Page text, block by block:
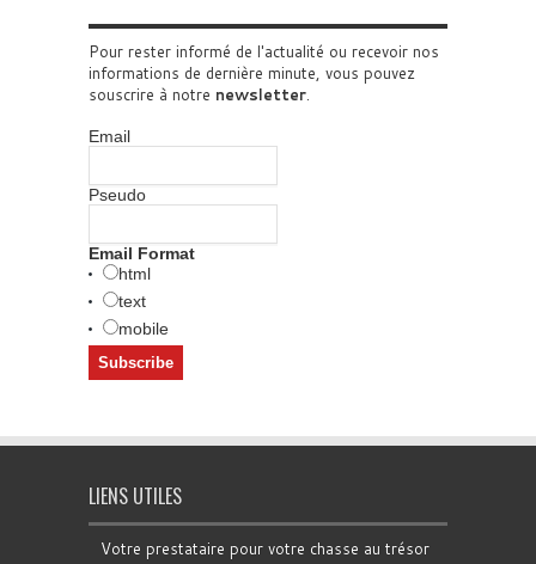
Pour rester informé de l'actualité ou recevoir nos
informations de dernière minute, vous pouvez
souscrire à notre newsletter.
Email
Pseudo
Email Format
html
text
mobile
LIENS UTILES
Votre prestataire pour votre chasse au trésor